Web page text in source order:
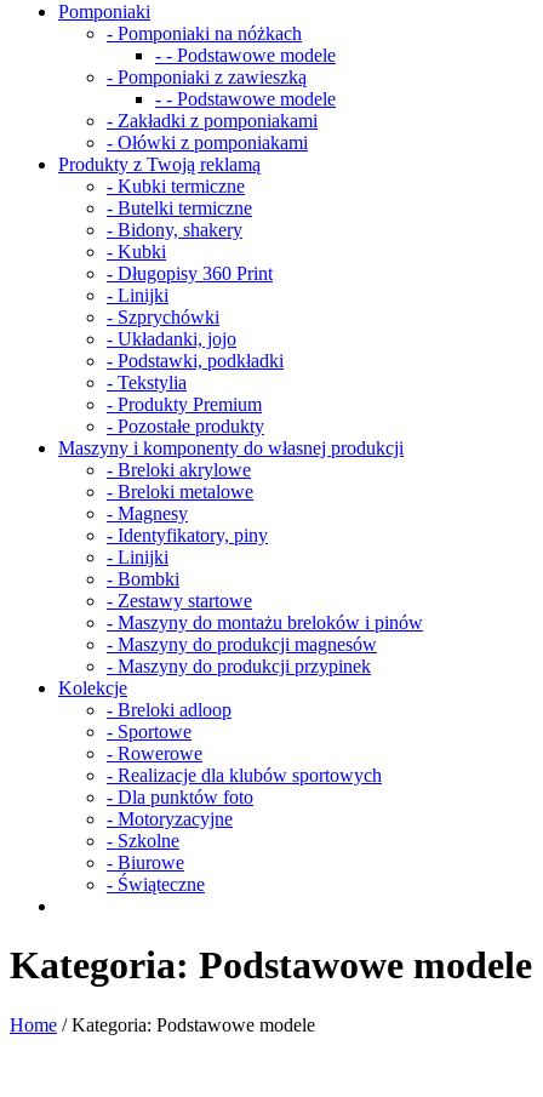
Pomponiaki
- Pomponiaki na nóżkach
- - Podstawowe modele
- Pomponiaki z zawieszką
- - Podstawowe modele
- Zakładki z pomponiakami
- Ołówki z pomponiakami
Produkty z Twoją reklamą
- Kubki termiczne
- Butelki termiczne
- Bidony, shakery
- Kubki
- Długopisy 360 Print
- Linijki
- Szprychówki
- Układanki, jojo
- Podstawki, podkładki
- Tekstylia
- Produkty Premium
- Pozostałe produkty
Maszyny i komponenty do własnej produkcji
- Breloki akrylowe
- Breloki metalowe
- Magnesy
- Identyfikatory, piny
- Linijki
- Bombki
- Zestawy startowe
- Maszyny do montażu breloków i pinów
- Maszyny do produkcji magnesów
- Maszyny do produkcji przypinek
Kolekcje
- Breloki adloop
- Sportowe
- Rowerowe
- Realizacje dla klubów sportowych
- Dla punktów foto
- Motoryzacyjne
- Szkolne
- Biurowe
- Świąteczne
Kategoria: Podstawowe modele
Home /Kategoria: Podstawowe modele